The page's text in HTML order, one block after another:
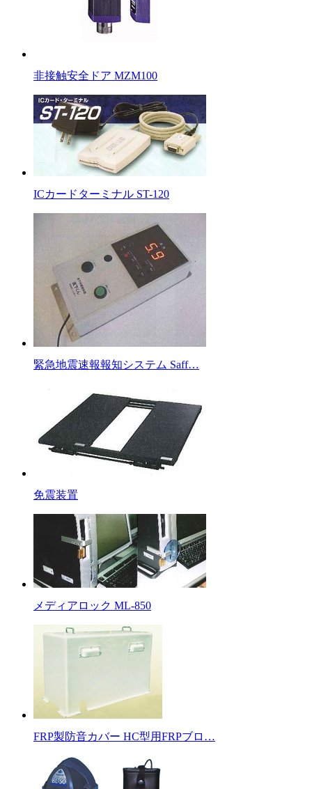
非接触安全ドア MZM100
ICカードターミナル ST-120
緊急地震速報報知システム Saff…
免震装置
メディアロック ML-850
FRP製防音カバー HC型用FRPブロ…